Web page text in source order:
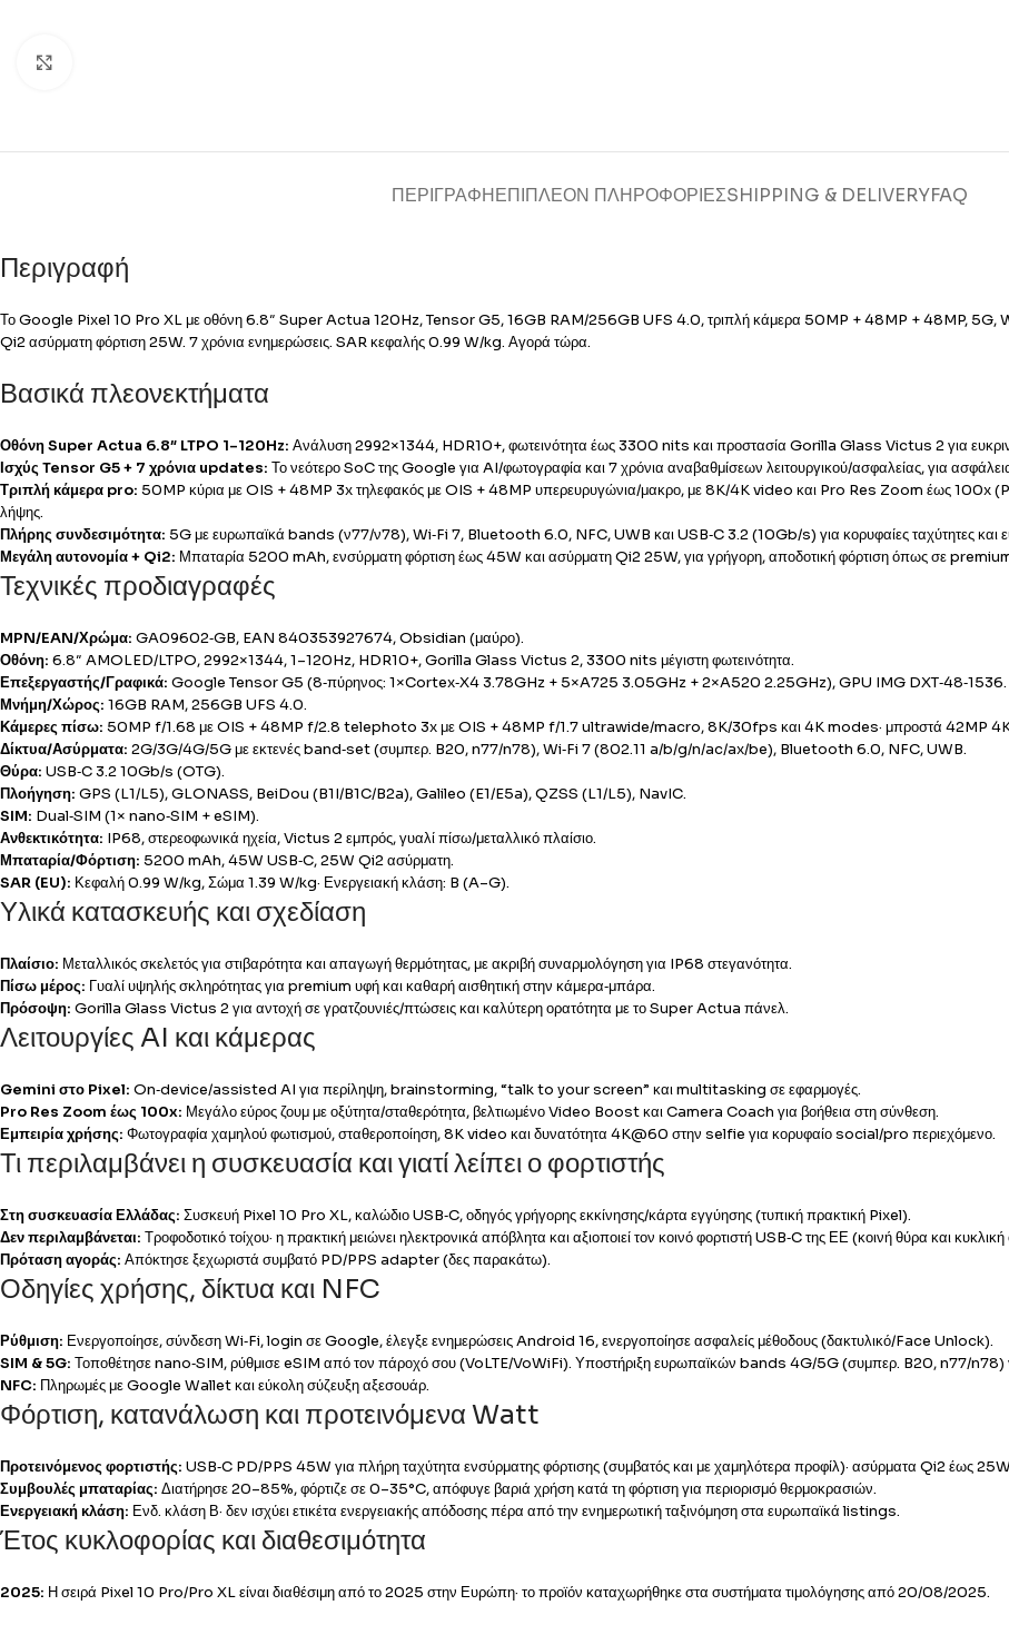
ΠΕΡΙΓΡΑΦΉΕΠΙΠΛΈΟΝ ΠΛΗΡΟΦΟΡΊΕΣSHIPPING & DELIVERYFAQ
Περιγραφή
Το Google Pixel 10 Pro XL με οθόνη 6.8″ Super Actua 120Hz, Tensor G5, 16GB RAM/256GB UFS 4.0, τριπλή κάμερα 50MP + 48MP + 48MP, 5G,
Qi2 ασύρματη φόρτιση 25W. 7 χρόνια ενημερώσεις. SAR κεφαλής 0.99 W/kg. Αγορά τώρα.
Βασικά πλεονεκτήματα
Οθόνη Super Actua 6.8″ LTPO 1–120Hz: Ανάλυση 2992×1344, HDR10+, φωτεινότητα έως 3300 nits και προστασία Gorilla Glass Victus 2 για ευκρινή
Ισχύς Tensor G5 + 7 χρόνια updates: Το νεότερο SoC της Google για AI/φωτογραφία και 7 χρόνια αναβαθμίσεων λειτουργικού/ασφαλείας, για
Τριπλή κάμερα pro: 50MP κύρια με OIS + 48MP 3x τηλεφακός με OIS + 48MP υπερευρυγώνια/μακρο, με 8K/4K video και Pro Res Zoom έως 100x
λήψης.
Πλήρης συνδεσιμότητα: 5G με ευρωπαϊκά bands (ν77/ν78), Wi‑Fi 7, Bluetooth 6.0, NFC, UWB και USB‑C 3.2 (10Gb/s) για κορυφαίες ταχύτητες και
Μεγάλη αυτονομία + Qi2: Μπαταρία 5200 mAh, ενσύρματη φόρτιση έως 45W και ασύρματη Qi2 25W, για γρήγορη, αποδοτική φόρτιση όπως σε
Τεχνικές προδιαγραφές
MPN/EAN/Χρώμα: GA09602‑GB, EAN 840353927674, Obsidian (μαύρο).
Οθόνη: 6.8″ AMOLED/LTPO, 2992×1344, 1–120Hz, HDR10+, Gorilla Glass Victus 2, 3300 nits μέγιστη φωτεινότητα.
Επεξεργαστής/Γραφικά: Google Tensor G5 (8‑πύρηνος: 1×Cortex‑X4 3.78GHz + 5×A725 3.05GHz + 2×A520 2.25GHz), GPU IMG DXT‑48‑1536.
Μνήμη/Χώρος: 16GB RAM, 256GB UFS 4.0.
Κάμερες πίσω: 50MP f/1.68 με OIS + 48MP f/2.8 telephoto 3x με OIS + 48MP f/1.7 ultrawide/macro, 8K/30fps και 4K modes· μπροστά 42MP
Δίκτυα/Ασύρματα: 2G/3G/4G/5G με εκτενές band‑set (συμπερ. B20, n77/n78), Wi‑Fi 7 (802.11 a/b/g/n/ac/ax/be), Bluetooth 6.0, NFC, UWB.
Θύρα: USB‑C 3.2 10Gb/s (OTG).
Πλοήγηση: GPS (L1/L5), GLONASS, BeiDou (B1I/B1C/B2a), Galileo (E1/E5a), QZSS (L1/L5), NavIC.
SIM: Dual‑SIM (1× nano‑SIM + eSIM).
Ανθεκτικότητα: IP68, στερεοφωνικά ηχεία, Victus 2 εμπρός, γυαλί πίσω/μεταλλικό πλαίσιο.
Μπαταρία/Φόρτιση: 5200 mAh, 45W USB‑C, 25W Qi2 ασύρματη.
SAR (EU): Κεφαλή 0.99 W/kg, Σώμα 1.39 W/kg· Ενεργειακή κλάση: B (A–G).
Υλικά κατασκευής και σχεδίαση
Πλαίσιο: Μεταλλικός σκελετός για στιβαρότητα και απαγωγή θερμότητας, με ακριβή συναρμολόγηση για IP68 στεγανότητα.
Πίσω μέρος: Γυαλί υψηλής σκληρότητας για premium υφή και καθαρή αισθητική στην κάμερα‑μπάρα.
Πρόσοψη: Gorilla Glass Victus 2 για αντοχή σε γρατζουνιές/πτώσεις και καλύτερη ορατότητα με το Super Actua πάνελ.
Λειτουργίες AI και κάμερας
Gemini στο Pixel: On‑device/assisted AI για περίληψη, brainstorming, “talk to your screen” και multitasking σε εφαρμογές.
Pro Res Zoom έως 100x: Μεγάλο εύρος ζουμ με οξύτητα/σταθερότητα, βελτιωμένο Video Boost και Camera Coach για βοήθεια στη σύνθεση.
Εμπειρία χρήσης: Φωτογραφία χαμηλού φωτισμού, σταθεροποίηση, 8K video και δυνατότητα 4K@60 στην selfie για κορυφαίο social/pro περιεχόμενο.
Τι περιλαμβάνει η συσκευασία και γιατί λείπει ο φορτιστής
Στη συσκευασία Ελλάδας: Συσκευή Pixel 10 Pro XL, καλώδιο USB‑C, οδηγός γρήγορης εκκίνησης/κάρτα εγγύησης (τυπική πρακτική Pixel).
Δεν περιλαμβάνεται: Τροφοδοτικό τοίχου· η πρακτική μειώνει ηλεκτρονικά απόβλητα και αξιοποιεί τον κοινό φορτιστή USB‑C της ΕΕ (κοινή θύρα και κυκλική
Πρόταση αγοράς: Απόκτησε ξεχωριστά συμβατό PD/PPS adapter (δες παρακάτω).
Οδηγίες χρήσης, δίκτυα και NFC
Ρύθμιση: Ενεργοποίησε, σύνδεση Wi‑Fi, login σε Google, έλεγξε ενημερώσεις Android 16, ενεργοποίησε ασφαλείς μέθοδους (δακτυλικό/Face Unlock).
SIM & 5G: Τοποθέτησε nano‑SIM, ρύθμισε eSIM από τον πάροχό σου (VoLTE/VoWiFi). Υποστήριξη ευρωπαϊκών bands 4G/5G (συμπερ. B20, n77/n78)
NFC: Πληρωμές με Google Wallet και εύκολη σύζευξη αξεσουάρ.
Φόρτιση, κατανάλωση και προτεινόμενα Watt
Προτεινόμενος φορτιστής: USB‑C PD/PPS 45W για πλήρη ταχύτητα ενσύρματης φόρτισης (συμβατός και με χαμηλότερα προφίλ)· ασύρματα Qi2 έως
Συμβουλές μπαταρίας: Διατήρησε 20–85%, φόρτιζε σε 0–35°C, απόφυγε βαριά χρήση κατά τη φόρτιση για περιορισμό θερμοκρασιών.
Ενεργειακή κλάση: Ενδ. κλάση Β· δεν ισχύει ετικέτα ενεργειακής απόδοσης πέρα από την ενημερωτική ταξινόμηση στα ευρωπαϊκά listings.
Έτος κυκλοφορίας και διαθεσιμότητα
2025: Η σειρά Pixel 10 Pro/Pro XL είναι διαθέσιμη από το 2025 στην Ευρώπη· το προϊόν καταχωρήθηκε στα συστήματα τιμολόγησης από 20/08/2025.